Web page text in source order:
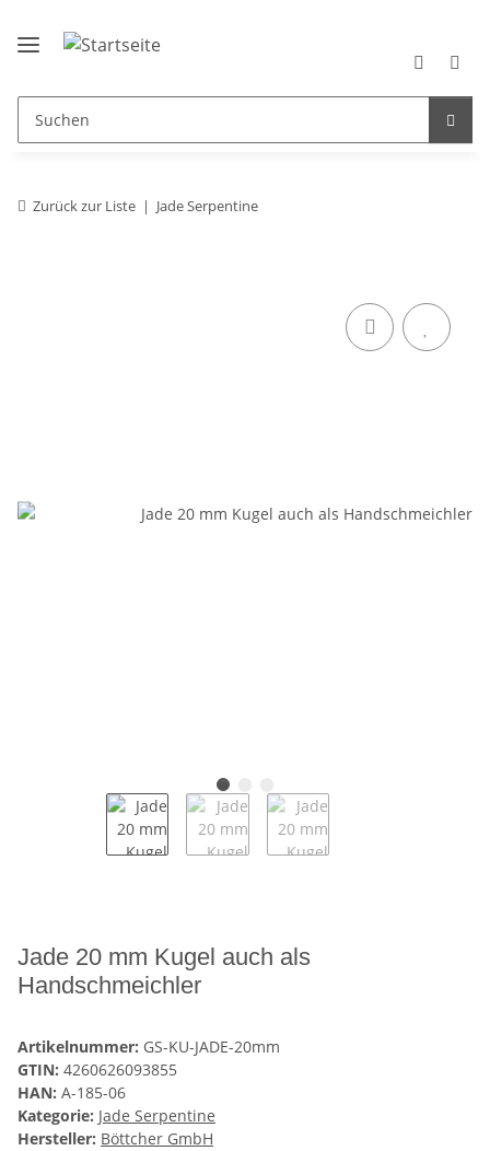
Zurück zur Liste Jade Serpentine
Jade 20 mm Kugel auch als
Handschmeichler
Artikelnummer: GS-KU-JADE-20mm
GTIN: 4260626093855
HAN: A-185-06
Kategorie: Jade Serpentine
Hersteller: Böttcher GmbH